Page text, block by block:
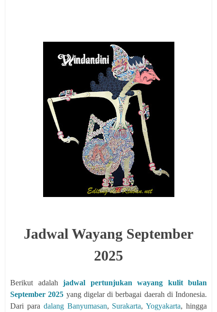
Jadwal Wayang September
2025
Berikut adalah jadwal pertunjukan wayang kulit bulan
September 2025 yang digelar di berbagai daerah di Indonesia.
Dari para dalang Banyumasan, Surakarta,Yogyakarta, hingga